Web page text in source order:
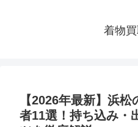
着物
【2026年最新】浜
者11選！持ち込み・